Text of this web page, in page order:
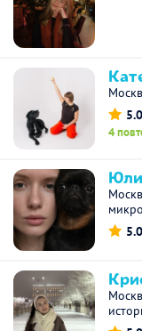
5.0
4
5.0